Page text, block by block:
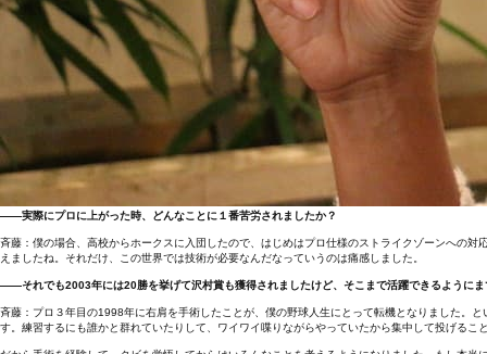
――実際にプロに上がった時、どんなことに１番苦労されましたか？
斉藤：僕の場合、高校からホークスに入団したので、はじめはプロ仕様のストライクゾーンへの
えましたね。それだけ、この世界では技術が必要なんだなっていうのは痛感しました。
――それでも2003年には20勝を挙げて沢村賞も獲得されましたけど、そこまで活躍できるように
斉藤：プロ３年目の1998年に右肩を手術したことが、僕の野球人生にとって転機となりました。
す。練習するにも誰かと群れていたりして、ワイワイ喋りながらやっていたから集中して投げる